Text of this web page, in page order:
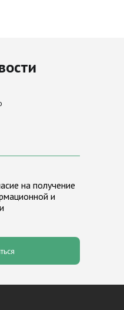
на получение
и
Лига исторических игр